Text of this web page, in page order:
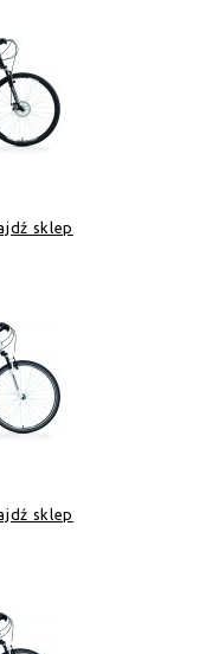
sklep
sklep